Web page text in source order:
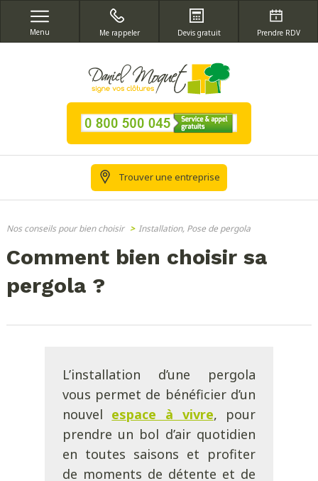
Menu Me rappeler Devis gratuit Prendre RDV
Trouver une entreprise
Nos conseils pour bien choisir > Installation, Pose de pergola
Comment bien choisir sa
pergola ?
L’installation d’une pergola
vous permet de bénéficier d’un
nouvel espace à vivre, pour
prendre un bol d’air quotidien
en toutes saisons et profiter
de moments de détente et de